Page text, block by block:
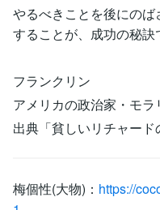
やるべきことを後にの
することが、成功の秘訣
フランクリン
アメリカの政治家・モラ
出典「貧しいリチャード
梅個性(大物)： https://